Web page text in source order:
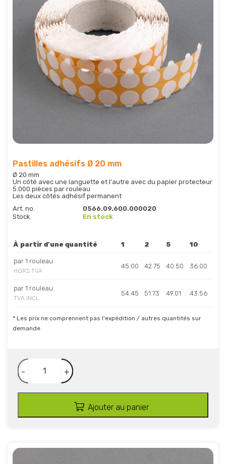
Pastilles adhésifs Ø 20 mm
Ø 20 mm
Un côté avec une languette et l'autre avec du papier protecteur
5.000 pièces par rouleau
Les deux côtés adhésif permanent
Art. no.
0566.09.600.000020
Stock
En stock
À partir d’une quantité 1 2 5 10
par 1 rouleau
HORS TVA
45.00 42.75 40.50 36.00
par 1 rouleau
TVA INCL.
54.45 51.73 49.01 43.56
* Les prix ne comprennent pas l'expédition / autres quantités sur
demande
- +
Ajouter au panier